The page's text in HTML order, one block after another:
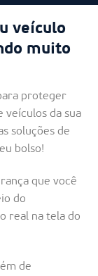
veículo
muito
proteger
veículos da sua
soluções de
bolso!
que você
do
real na tela do
de